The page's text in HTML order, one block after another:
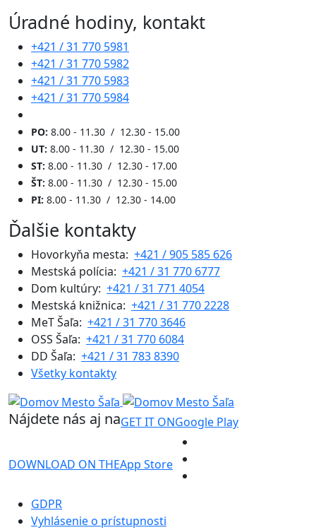
Úradné hodiny, kontakt
+421 / 31 770 5981
+421 / 31 770 5982
+421 / 31 770 5983
+421 / 31 770 5984
PO: 8.00 - 11.30 / 12.30 - 15.00
UT: 8.00 - 11.30 / 12.30 - 15.00
ST: 8.00 - 11.30 / 12.30 - 17.00
ŠT: 8.00 - 11.30 / 12.30 - 15.00
PI: 8.00 - 11.30 / 12.30 - 14.00
Ďalšie kontakty
Hovorkyňa mesta: +421 / 905 585 626
Mestská polícia: +421 / 31 770 6777
Dom kultúry: +421 / 31 771 4054
Mestská knižnica: +421 / 31 770 2228
MeT Šaľa: +421 / 31 770 3646
OSS Šaľa: +421 / 31 770 6084
DD Šaľa: +421 / 31 783 8390
Všetky kontakty
Nájdete nás aj naGET IT ONGoogle Play
DOWNLOAD ON THEApp Store
GDPR
Vyhlásenie o prístupnosti